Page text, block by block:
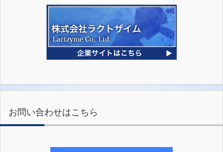
お問い合わせはこちら